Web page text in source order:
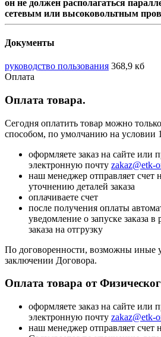
он не должен располагаться
сетевым или высоковольтным
Документы
руководство пользования 368,9 кб
Оплата
Оплата товара.
Сегодня оплатить товар можно
способом, по умолчанию на условии
оформляете заказ на сайте или
электронную почту zakaz@etk-
наш менеджер отправляет счет
уточнению деталей заказа
оплачиваете счет
после получения оплаты
уведомление о запуске заказа в
заказа на отгрузку
По договоренности, возможны иные
заключении Договора.
Оплата товара от
оформляете заказ на сайте или
электронную почту zakaz@etk-
наш менеджер отправляет счет